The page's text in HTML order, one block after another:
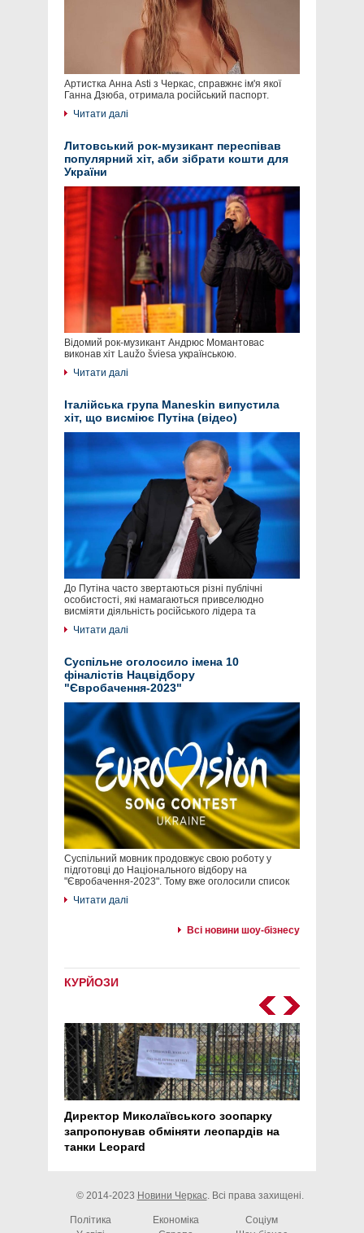
Артистка Анна Asti з Черкас, справжнє ім'я якої
Ганна Дзюба, отримала російський паспорт.
Читати далі
Литовський рок-музикант переспівав
популярний хіт, аби зібрати кошти для
України
Відомий рок-музикант Андрюс Момантовас
виконав хіт Laužo šviesa українською.
Читати далі
Італійська група Maneskin випустила
хіт, що висміює Путіна (відео)
До Путіна часто звертаються різні публічні
особистості, які намагаються привселюдно
висміяти діяльність російського лідера та
Читати далі
Суспільне оголосило імена 10
фіналістів Нацвідбору
"Євробачення-2023"
Суспільний мовник продовжує свою роботу у
підготовці до Національного відбору на
"Євробачення-2023". Тому вже оголосили список
Читати далі
Всі новини шоу-бізнесу
КУРЙОЗИ
Директор Миколаївського зоопарку
запропонував обміняти леопардів на
танки Leopard
© 2014-2023 Новини Черкас. Всі права захищені.
Політика Економіка
Соціум